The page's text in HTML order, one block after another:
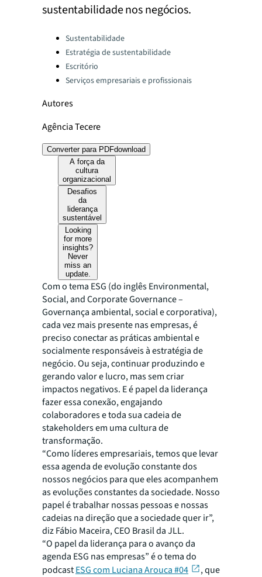
sustentabilidade nos negócios.
Categories:Sustentabilidade
Estratégia de sustentabilidade
Escritório
Serviços empresariais e profissionais
Autores
Agência Tecere
Converter para PDFdownload
A força da
cultura
organizacional
Desafios
da
liderança
sustentável
Looking
for more
insights?
Never
miss an
update.
Com o tema ESG (do inglês Environmental,
Social, and Corporate Governance –
Governança ambiental, social e corporativa),
cada vez mais presente nas empresas, é
preciso conectar as práticas ambiental e
socialmente responsáveis à estratégia de
negócio. Ou seja, continuar produzindo e
gerando valor e lucro, mas sem criar
impactos negativos. E é papel da liderança
fazer essa conexão, engajando
colaboradores e toda sua cadeia de
stakeholdersem uma cultura de
transformação.
“Como líderes empresariais, temos que levar
essa agenda de evolução constante dos
nossos negócios para que eles acompanhem
as evoluções constantes da sociedade. Nosso
papel é trabalhar nossas pessoas e nossas
cadeias na direção que a sociedade quer ir”,
diz Fábio Maceira, CEO Brasil da JLL.
“O papel da liderança para o avanço da
agenda ESG nas empresas” é o tema do
podcastESG com Luciana Arouca #04
, que